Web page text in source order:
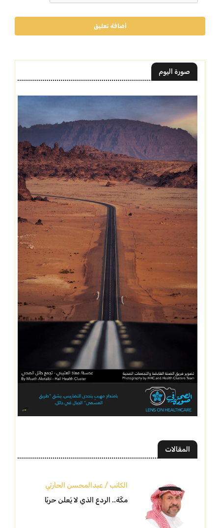
أضافة تعليق
صورة اليوم
المقالات
الكاتب / عبدالمحسن الحارثي
مكّة.. الردع الذي لا يُعلن حربًا